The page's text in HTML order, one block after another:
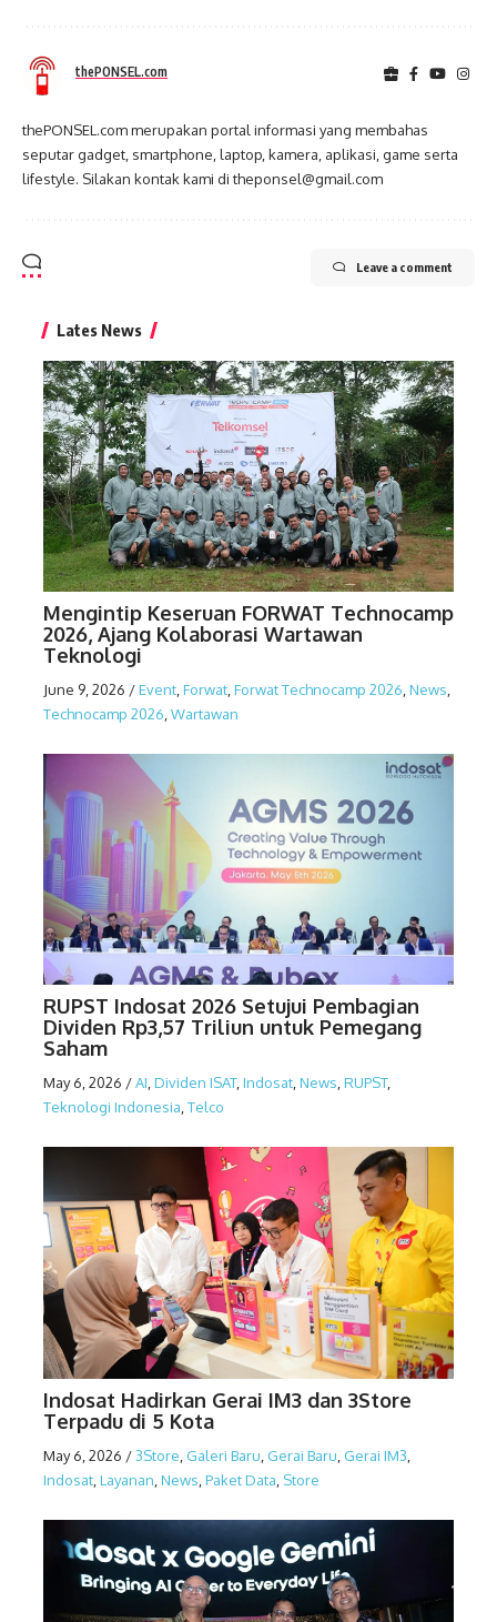
thePONSEL.com
thePONSEL.com merupakan portal informasi yang membahas
seputar gadget, smartphone, laptop, kamera, aplikasi, game serta
lifestyle. Silakan kontak kami di theponsel@gmail.com
Leave a comment
Lates News
Mengintip Keseruan FORWAT Technocamp
2026, Ajang Kolaborasi Wartawan
Teknologi
June 9, 2026 /Event Forwat Forwat Technocamp 2026 News
Technocamp 2026 Wartawan
RUPST Indosat 2026 Setujui Pembagian
Dividen Rp3,57 Triliun untuk Pemegang
Saham
May 6, 2026 /AI,Dividen ISAT,Indosat,News,RUPST,
Teknologi Indonesia,Telco
Indosat Hadirkan Gerai IM3 dan 3Store
Terpadu di 5 Kota
May 6, 2026 /3Store Galeri Baru Gerai Baru Gerai IM3
Indosat Layanan News Paket Data Store